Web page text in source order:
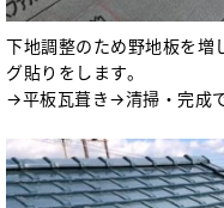
下地調整のため野地板を
グ貼りをします。
→平板瓦葺き→清掃・完成